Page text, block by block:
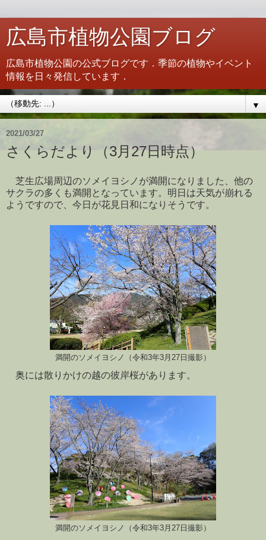
広島市植物公園ブログ
広島市植物公園の公式ブログです．季節の植物やイベント
情報を日々発信しています．
▼
2021/03/27
さくらだより（3月27日時点）
芝生広場周辺のソメイヨシノが満開になりました、他の
サクラの多くも満開となっています。明日は天気が崩れる
ようですので、今日が花見日和になりそうです。
満開のソメイヨシノ（令和3年3月27日撮影）
奥には散りかけの越の彼岸桜があります。
満開のソメイヨシノ（令和3年3月27日撮影）